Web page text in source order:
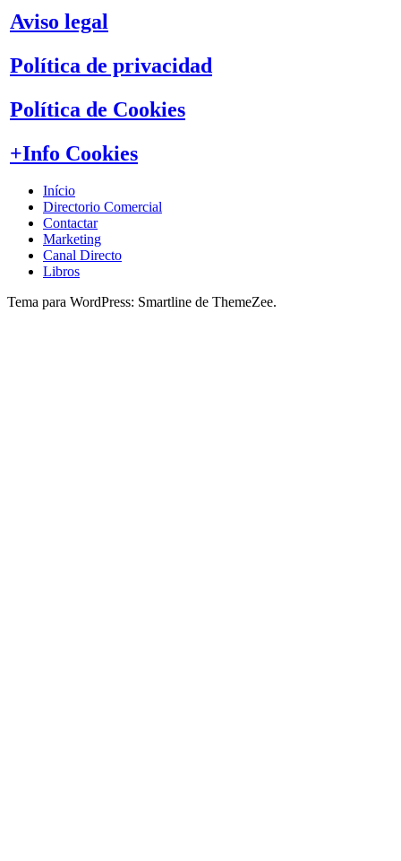
Aviso legal
Política de privacidad
Política de Cookies
+Info Cookies
Início
Directorio Comercial
Contactar
Marketing
Canal Directo
Libros
Tema para WordPress: Smartline de ThemeZee.